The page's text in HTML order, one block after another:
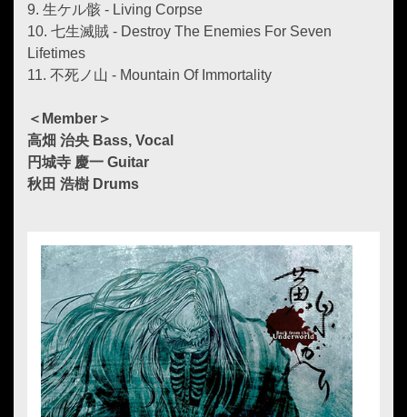
9. 生ケル骸 - Living Corpse
10. 七生滅賊 - Destroy The Enemies For Seven
Lifetimes
11. 不死ノ山 - Mountain Of Immortality
＜Member＞
高畑 治央 Bass, Vocal
円城寺 慶一 Guitar
秋田 浩樹 Drums